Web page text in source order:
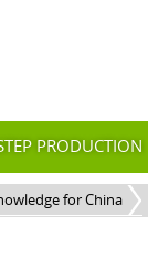
PRODUCTION
for China